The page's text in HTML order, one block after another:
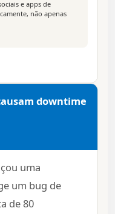
e apps de
não apenas
downtime
uma
um bug de
de 80